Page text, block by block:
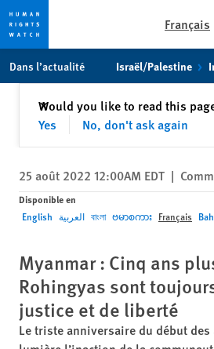
toto
content
Français
Dans l’actualité Israël/Palestine
Would you like to read this
Yes
No, don't ask again
✕Fermer
25 août 2022 12:00AM EDT |
Disponible en
English العربية বাংলা ဗမာစကား Français
Myanmar : Cinq ans
Rohingyas sont
justice et de liberté
Le triste anniversaire du début